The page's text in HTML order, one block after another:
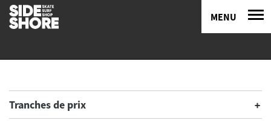
MENU
Tranches de prix